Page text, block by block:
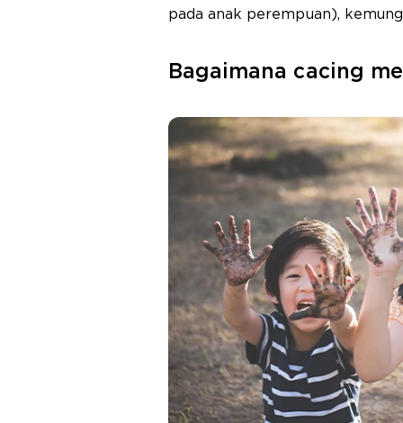
pada anak perempuan),
Bagaimana cacing